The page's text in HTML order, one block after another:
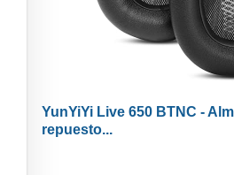
YunYiYi Live 650 BTNC -
repuesto...